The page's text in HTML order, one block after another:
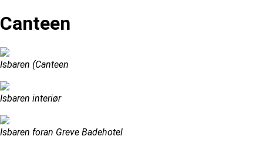
Canteen
Isbaren (Canteen
Isbaren interiør
Isbaren foran Greve Badehotel